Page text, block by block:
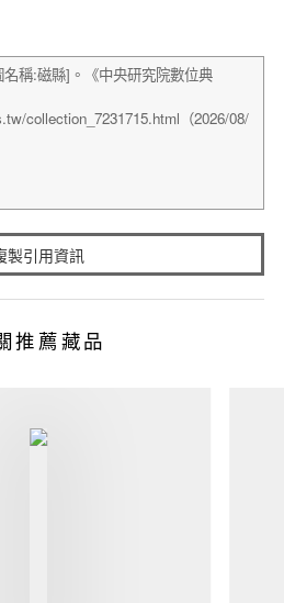
製引用資訊
推薦藏品